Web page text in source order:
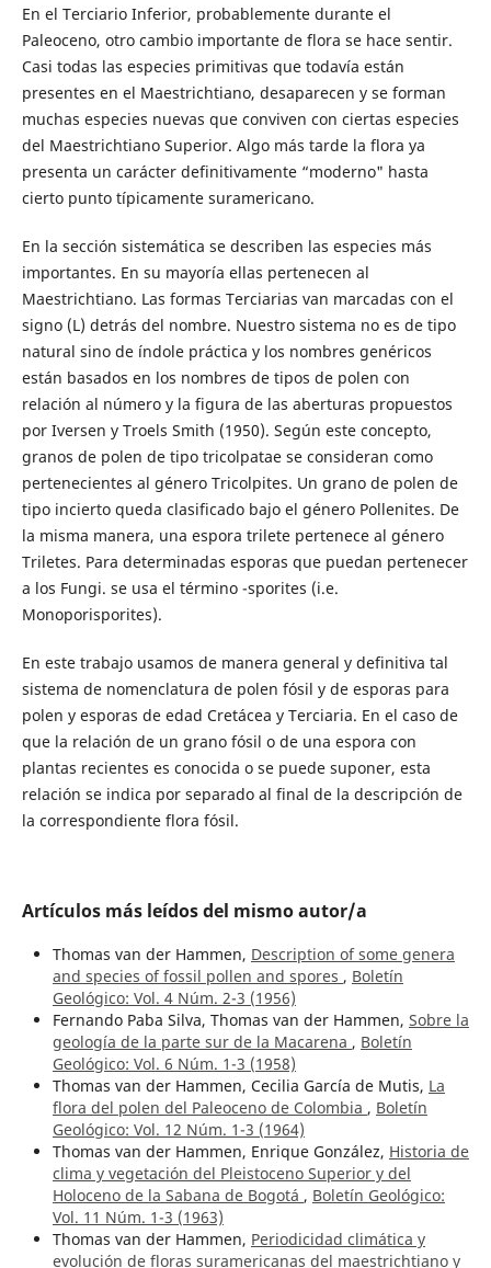
En el Terciario Inferior, probablemente durante el
Paleoceno, otro cambio importante de flora se hace sentir.
Casi todas las especies primitivas que todavía están
presentes en el Maestrichtiano, desaparecen y se forman
muchas especies nuevas que conviven con ciertas especies
del Maestrichtiano Superior. Algo más tarde la flora ya
presenta un carácter definitivamente “moderno" hasta
cierto punto típicamente suramericano.
En la sección sistemática se describen las especies más
importantes. En su mayoría ellas pertenecen al
Maestrichtiano. Las formas Terciarias van marcadas con el
signo (L) detrás del nombre. Nuestro sistema no es de tipo
natural sino de índole práctica y los nombres genéricos
están basados en los nombres de tipos de polen con
relación al número y la figura de las aberturas propuestos
por Iversen y Troels Smith (1950). Según este concepto,
granos de polen de tipo tricolpatae se consideran como
pertenecientes al género Tricolpites. Un grano de polen de
tipo incierto queda clasificado bajo el género Pollenites. De
la misma manera, una espora trilete pertenece al género
Triletes. Para determinadas esporas que puedan pertenecer
a los Fungi. se usa el término -sporites (i.e.
Monoporisporites).
En este trabajo usamos de manera general y definitiva tal
sistema de nomenclatura de polen fósil y de esporas para
polen y esporas de edad Cretácea y Terciaria. En el caso de
que la relación de un grano fósil o de una espora con
plantas recientes es conocida o se puede suponer, esta
relación se indica por separado al final de la descripción de
la correspondiente flora fósil.
Artículos más leídos del mismo autor/a
Thomas van der Hammen, Description of some genera
and species of fossil pollen and spores , Boletín
Geológico: Vol. 4 Núm. 2-3 (1956)
Fernando Paba Silva, Thomas van der Hammen, Sobre la
geología de la parte sur de la Macarena , Boletín
Geológico: Vol. 6 Núm. 1-3 (1958)
Thomas van der Hammen, Cecilia García de Mutis, La
flora del polen del Paleoceno de Colombia , Boletín
Geológico: Vol. 12 Núm. 1-3 (1964)
Thomas van der Hammen, Enrique González, Historia de
clima y vegetación del Pleistoceno Superior y del
Holoceno de la Sabana de Bogotá , Boletín Geológico:
Vol. 11 Núm. 1-3 (1963)
Thomas van der Hammen, Periodicidad climática y
evolución de floras suramericanas del maestrichtiano y